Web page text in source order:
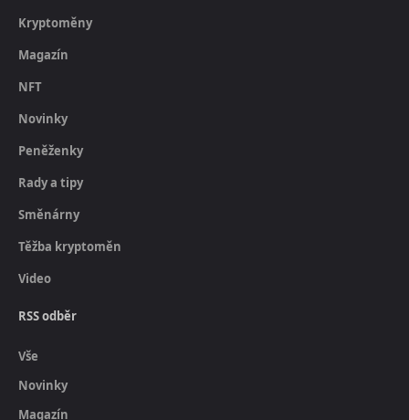
Kryptoměny
Magazín
NFT
Novinky
Peněženky
Rady a tipy
Směnárny
Těžba kryptoměn
Video
RSS odběr
Vše
Novinky
Magazín